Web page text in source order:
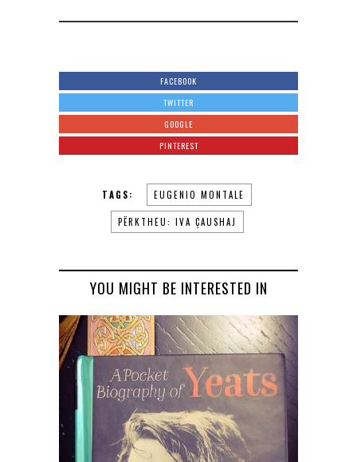
FACEBOOK
TWITTER
GOOGLE
PINTEREST
TAGS: EUGENIO MONTALE
PËRKTHEU: IVA ÇAUSHAJ
YOU MIGHT BE INTERESTED IN